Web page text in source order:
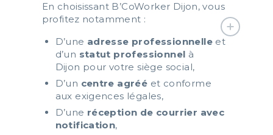
En choisissant B’CoWorker Dijon, vous
profitez notamment :
D’une adresse professionnelleet
d’un statut professionnel à
Dijon pour votre siège social,
D’un centre agréé et conforme
aux exigences légales,
D’une réception de courrier avec
notification,